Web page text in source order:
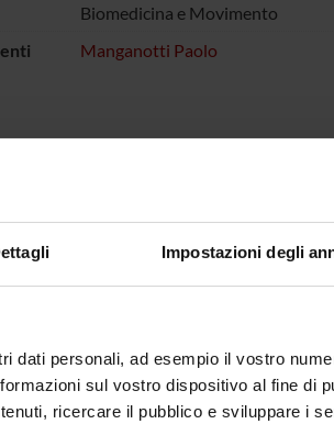
Impostazioni degli
dati personali, ad esempio il vostro
sul vostro dispositivo al fine di
ricercare il pubblico e sviluppare i
Biomedicina e Movimento
Manganotti Paolo
di segnali ed immagini ottenute
elettromiogramma.
cardiaca, analisi spettrale utilizzando
dei pazienti. Lo scopo del lavoro è quello
di compiti motori testando